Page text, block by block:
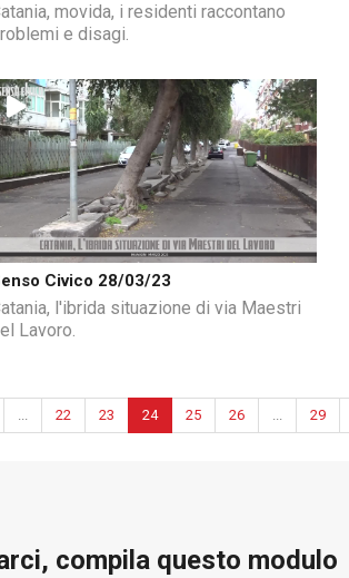
movida, i residenti raccontano
e disagi.
Civico 28/03/23
l'ibrida situazione di via Maestri
Lavoro.
... 22 23 24 25 26 ... 29
compila questo modulo